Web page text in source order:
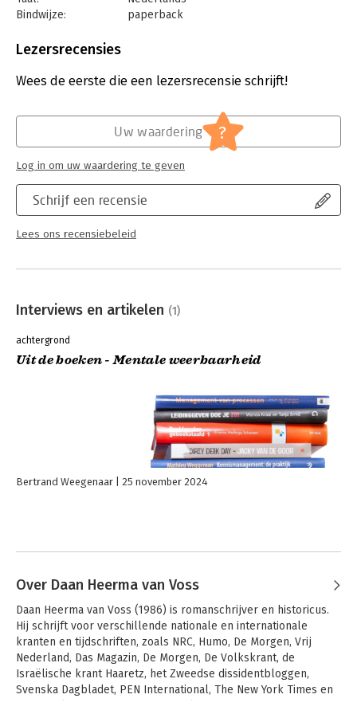
Bindwijze:
paperback
Uitgever:
Verschijningsdatum:
21-5-2024
Lezersrecensies
Wees de eerste die een lezersrecensie schrijft!
Schrijf een recensie
Lees ons recensiebeleid
Uw waardering ?
Log in om uw waardering te geven
Interviews en artikelen (1)
achtergrond
Uit de boeken - Mentale weerbaarheid
Bertrand Weegenaar 25 november 2024
Over Daan Heerma van Voss
Daan Heerma van Voss (1986) is romanschrijver en historicus.
Hij schrijft voor verschillende nationale en internationale
kranten en tijdschriften, zoals NRC, Humo, De Morgen, Vrij
Nederland, Das Magazin, De Morgen, De Volkskrant, de
Israëlische krant Haaretz, het Zweedse dissidentbloggen,
Svenska Dagbladet, PEN International, The New York Times en